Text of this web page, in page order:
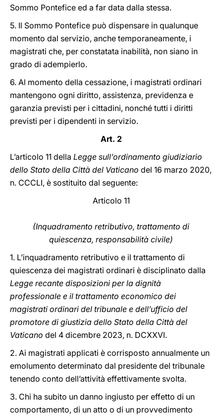
Sommo Pontefice ed a far data dalla stessa.
5. Il Sommo Pontefice può dispensare in qualunque
momento dal servizio, anche temporaneamente, i
magistrati che, per constatata inabilità, non siano in
grado di adempierlo.
6. Al momento della cessazione, i magistrati ordinari
mantengono ogni diritto, assistenza, previdenza e
garanzia previsti per i cittadini, nonché tutti i diritti
previsti per i dipendenti in servizio.
Art. 2
L’articolo 11 della Legge sull’ordinamento giudiziario
dello Stato della Città del Vaticano del 16 marzo 2020,
n. CCCLI, è sostituito dal seguente:
Articolo 11
(Inquadramento retributivo, trattamento di
quiescenza, responsabilità civile)
1. L’inquadramento retributivo e il trattamento di
quiescenza dei magistrati ordinari è disciplinato dalla
Legge recante disposizioni per la dignità
professionale e il trattamento economico dei
magistrati ordinari del tribunale e dell’ufficio del
promotore di giustizia dello Stato della Città del
Vaticano del 4 dicembre 2023, n. DCXXVI.
2. Ai magistrati applicati è corrisposto annualmente un
emolumento determinato dal presidente del tribunale
tenendo conto dell’attività effettivamente svolta.
3. Chi ha subito un danno ingiusto per effetto di un
comportamento, di un atto o di un provvedimento